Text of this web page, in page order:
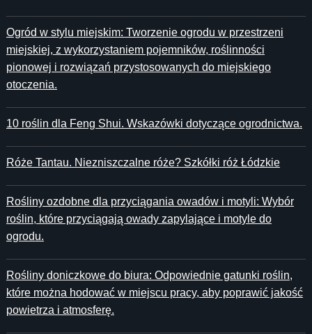
Ogród w stylu miejskim: Tworzenie ogrodu w przestrzeni
miejskiej, z wykorzystaniem pojemników, roślinności
pionowej i rozwiązań przystosowanych do miejskiego
otoczenia.
10 roślin dla Feng Shui. Wskazówki dotyczące ogrodnictwa.
Róże Tantau. Niezniszczalne róże? Szkółki róż Łódzkie
Rośliny ozdobne dla przyciągania owadów i motyli: Wybór
roślin, które przyciągają owady zapylające i motyle do
ogrodu.
Rośliny doniczkowe do biura: Odpowiednie gatunki roślin,
które można hodować w miejscu pracy, aby poprawić jakość
powietrza i atmosferę.